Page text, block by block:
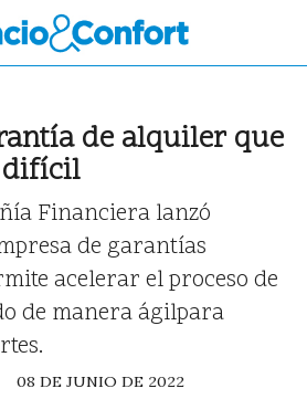
de alquiler que
difícil
Financiera lanzó
de garantías
acelerar el proceso de
de manera ágilpara
08 DE JUNIO DE 2022